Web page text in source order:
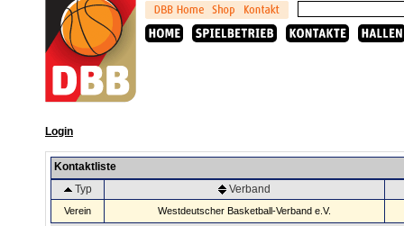
Login
Kontaktliste
Typ
Verband
Verein Westdeutscher Basketball-Verband e.V.